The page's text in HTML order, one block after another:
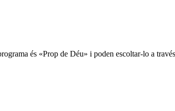
és «Prop de Déu» i poden escoltar-lo a